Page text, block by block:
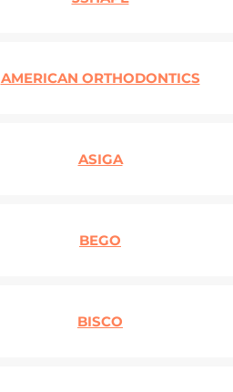
AMERICAN ORTHODONTICS
ASIGA
BEGO
BISCO